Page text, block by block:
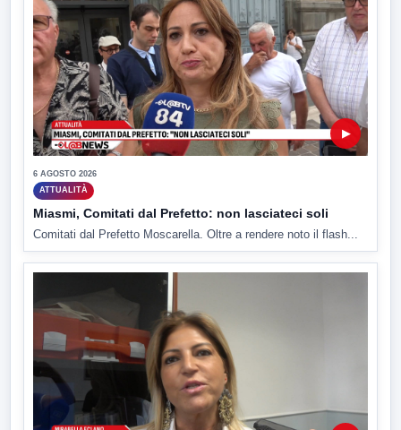
▶
6 AGOSTO 2026
ATTUALITÀ
Miasmi, Comitati dal Prefetto: non lasciateci soli
Comitati dal Prefetto Moscarella. Oltre a rendere noto il flash...